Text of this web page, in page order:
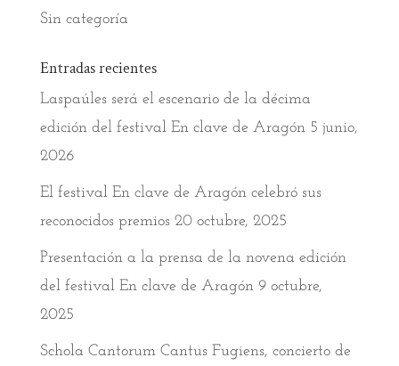
Sin categoría
Entradas recientes
Laspaúles será el escenario de la décima
edición del festival En clave de Aragón 5 junio,
2026
El festival En clave de Aragón celebró sus
reconocidos premios 20 octubre, 2025
Presentación a la prensa de la novena edición
del festival En clave de Aragón 9 octubre,
2025
Schola Cantorum Cantus Fugiens, concierto de